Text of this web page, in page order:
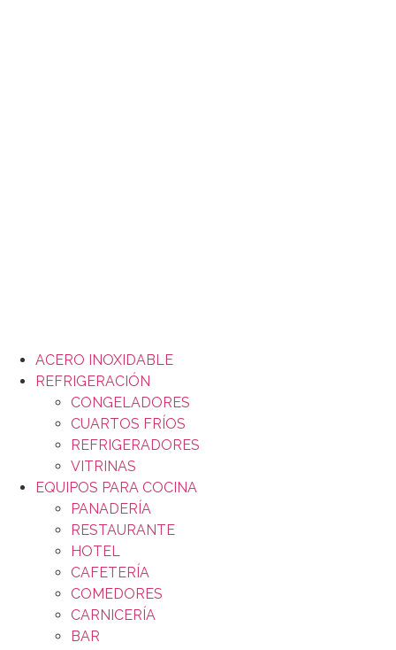
ACERO INOXIDABLE
REFRIGERACIÓN
CONGELADORES
CUARTOS FRÍOS
REFRIGERADORES
VITRINAS
EQUIPOS PARA COCINA
PANADERÍA
RESTAURANTE
HOTEL
CAFETERÍA
COMEDORES
CARNICERÍA
BAR